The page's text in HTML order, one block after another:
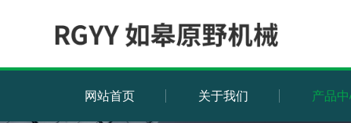
网站首页 关于我们 产品